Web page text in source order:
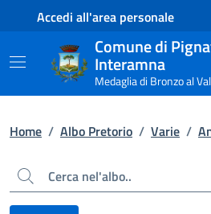
Contenuto principale
Piede di paginaAccedi all'area personale
Comune di
Interamna
Medaglia di Bronzo al
Home / Albo Pretorio / Varie /
Cerca